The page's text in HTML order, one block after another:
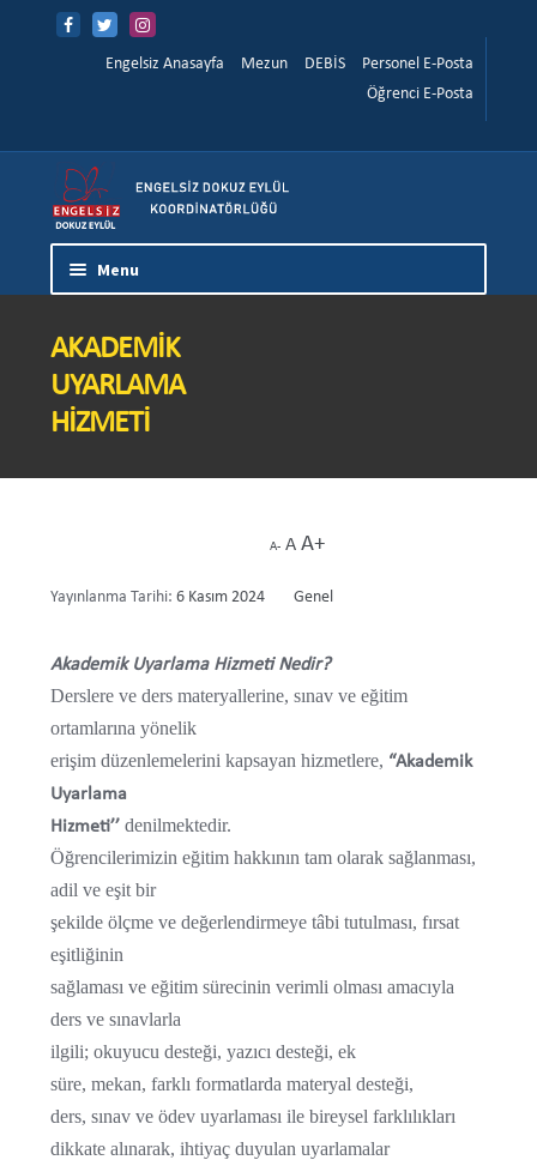
İçeriğe
Navigasyona
Engelsiz Anasayfa Mezun DEBİS
Personel E-Posta
Öğrenci E-Posta
Menu
Hakkımızda
Yönetim
Misyon ve Vizyon
Akademik Uyarlama Hizmeti
Engelli Öğrenci Danışmanları
Formlar
Engelsiz Üniversite Bayrak Yarışları
Akademik Uyarlama Hizmeti Başvuru Formu
AKADEMIK
UYARLAMA
HIZMETI
A- A A+
Yayınlanma Tarihi: 6 Kasım 2024 Categories:
Genel
Akademik Uyarlama Hizmeti Nedir?
Derslere ve ders materyallerine, sınav ve eğitim
ortamlarına yönelik
erişim düzenlemelerini kapsayan hizmetlere, “Akademik
Uyarlama
Hizmeti’’denilmektedir.
Öğrencilerimizin eğitim hakkının tam olarak sağlanması,
adil ve eşit bir
şekilde ölçme ve değerlendirmeye tâbi tutulması, fırsat
eşitliğinin
sağlaması ve eğitim sürecinin verimli olması amacıyla
ders ve sınavlarla
ilgili; okuyucu desteği, yazıcı desteği, ek
süre, mekan, farklı formatlarda materyal desteği,
ders, sınav ve ödev uyarlaması ile bireysel farklılıkları
dikkate alınarak, ihtiyaç duyulan uyarlamalar